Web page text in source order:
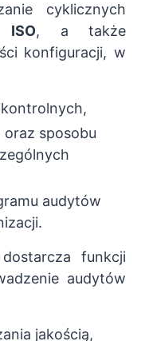
cyklicznych
, a także
konfiguracji, w
sposobu
audytów
funkcji
audytów
jakością,